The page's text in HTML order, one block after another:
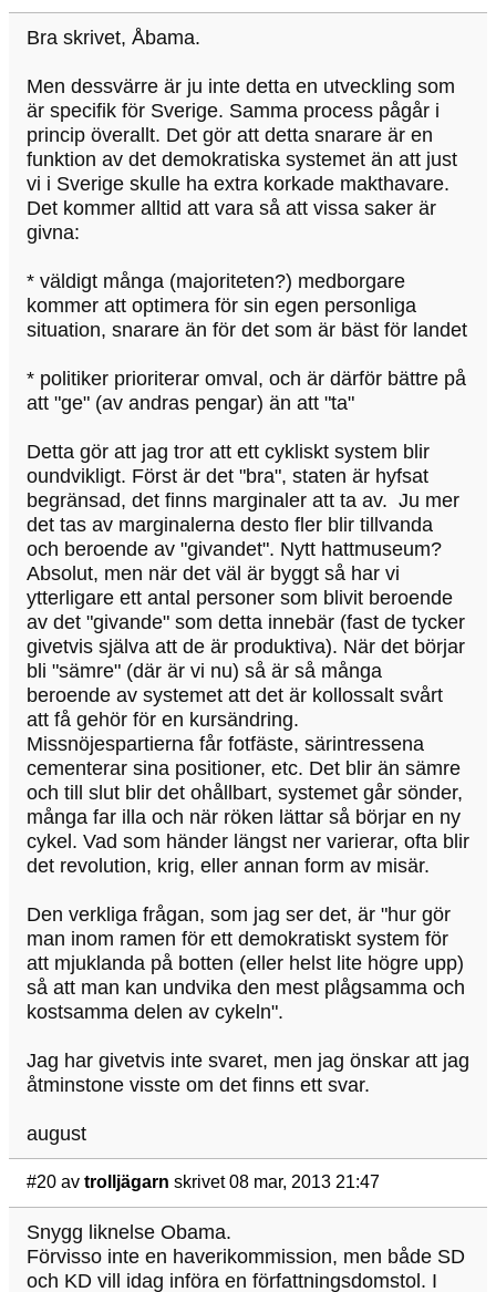
Bra skrivet, Åbama.
Men dessvärre är ju inte detta en utveckling som
är specifik för Sverige. Samma process pågår i
princip överallt. Det gör att detta snarare är en
funktion av det demokratiska systemet än att just
vi i Sverige skulle ha extra korkade makthavare.
Det kommer alltid att vara så att vissa saker är
givna:
* väldigt många (majoriteten?) medborgare
kommer att optimera för sin egen personliga
situation, snarare än för det som är bäst för landet
* politiker prioriterar omval, och är därför bättre på
att "ge" (av andras pengar) än att "ta"
Detta gör att jag tror att ett cykliskt system blir
oundvikligt. Först är det "bra", staten är hyfsat
begränsad, det finns marginaler att ta av. Ju mer
det tas av marginalerna desto fler blir tillvanda
och beroende av "givandet". Nytt hattmuseum?
Absolut, men när det väl är byggt så har vi
ytterligare ett antal personer som blivit beroende
av det "givande" som detta innebär (fast de tycker
givetvis själva att de är produktiva). När det börjar
bli "sämre" (där är vi nu) så är så många
beroende av systemet att det är kollossalt svårt
att få gehör för en kursändring.
Missnöjespartierna får fotfäste, särintressena
cementerar sina positioner, etc. Det blir än sämre
och till slut blir det ohållbart, systemet går sönder,
många far illa och när röken lättar så börjar en ny
cykel. Vad som händer längst ner varierar, ofta blir
det revolution, krig, eller annan form av misär.
Den verkliga frågan, som jag ser det, är "hur gör
man inom ramen för ett demokratiskt system för
att mjuklanda på botten (eller helst lite högre upp)
så att man kan undvika den mest plågsamma och
kostsamma delen av cykeln".
Jag har givetvis inte svaret, men jag önskar att jag
åtminstone visste om det finns ett svar.
august
#20 av trolljägarn skrivet 08 mar, 2013 21:47
Snygg liknelse Obama.
Förvisso inte en haverikommission, men både SD
och KD vill idag införa en författningsdomstol. I